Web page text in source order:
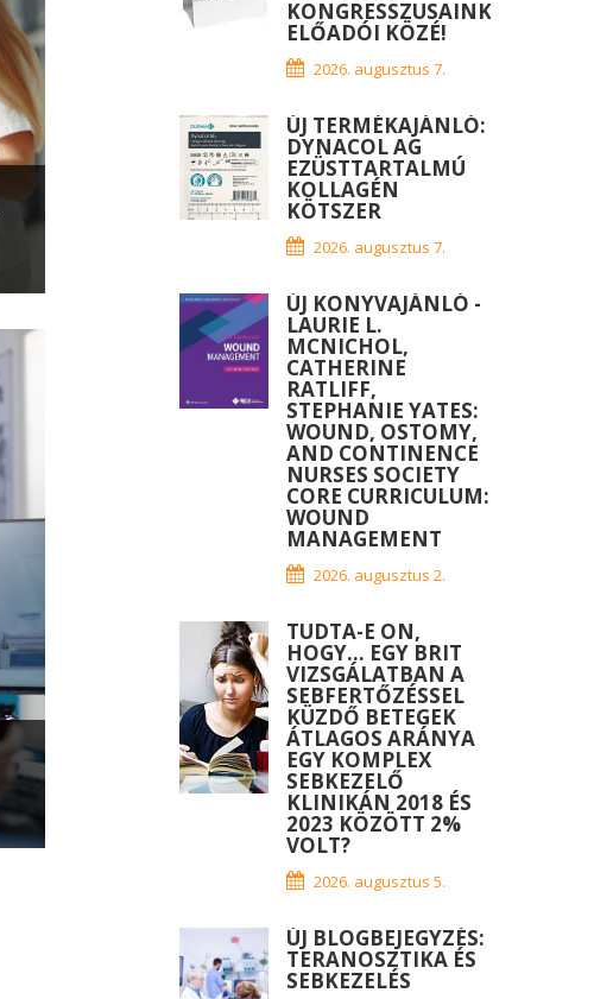
KONGRESSZUSAINK
ELŐADÓI KÖZÉ!
2026. augusztus 7.
ÚJ TERMÉKAJÁNLÓ:
DYNACOL AG
EZÜSTTARTALMÚ
KOLLAGÉN
KÖTSZER
2026. augusztus 7.
ÚJ KÖNYVAJÁNLÓ -
LAURIE L.
MCNICHOL,
CATHERINE
RATLIFF,
STEPHANIE YATES:
WOUND, OSTOMY,
AND CONTINENCE
NURSES SOCIETY
CORE CURRICULUM:
WOUND
MANAGEMENT
2026. augusztus 2.
TUDTA-E ÖN,
HOGY... EGY BRIT
VIZSGÁLATBAN A
SEBFERTŐZÉSSEL
KÜZDŐ BETEGEK
ÁTLAGOS ARÁNYA
EGY KOMPLEX
SEBKEZELŐ
KLINIKÁN 2018 ÉS
2023 KÖZÖTT 2%
VOLT?
2026. augusztus 5.
ÚJ BLOGBEJEGYZÉS:
TERANOSZTIKA ÉS
SEBKEZELÉS